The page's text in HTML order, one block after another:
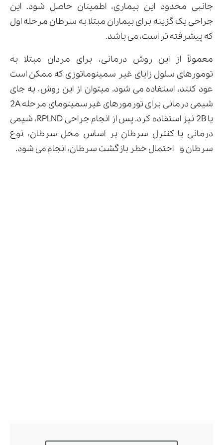
جانبی محدود این بیماری، اطمینان حاصل شود. این
جراحی یک گزینه برای بیماران مبتلا به سرطان مرحله اول
که پیشرفته تر است، می باشد.
معمولاً از این روش درمانی، برای مردان مبتلا به
تومورهای سلول زایای غیر سمینوماتوزی که ممکن است
عود کنند، استفاده می شود. میتوان از این روش، به جای
شیمی درمانی برای تورمورهای غیرسمینومای مرحله 2A
یا 2B نیز استفاده کرد. پس از انجام جراحی RPLND، شیمی
درمانی یا کنترل سرطان بر اساس محل سرطان، نوع
سرطان و احتمال خطر بازگشت سرطان، انجام می شود.